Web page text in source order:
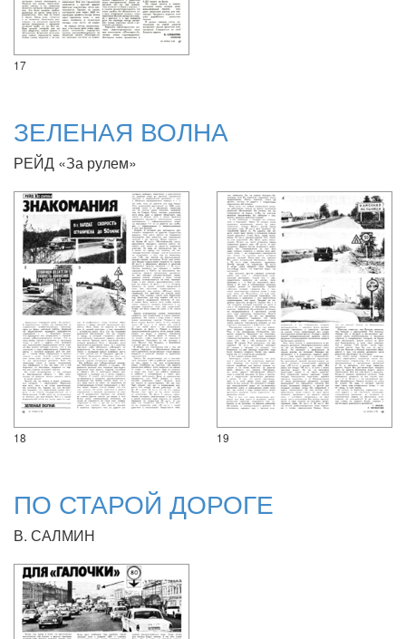
17
ЗЕЛЕНАЯ ВОЛНА
РЕЙД «За рулем»
18 19
ПО СТАРОЙ ДОРОГЕ
В. САЛМИН